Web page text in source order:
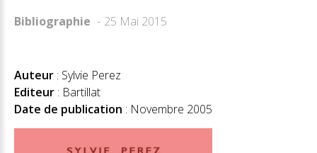
Bibliographie 25 Mai 2015
Auteur : Sylvie Perez
Editeur : Bartillat
Date de publication : Novembre 2005